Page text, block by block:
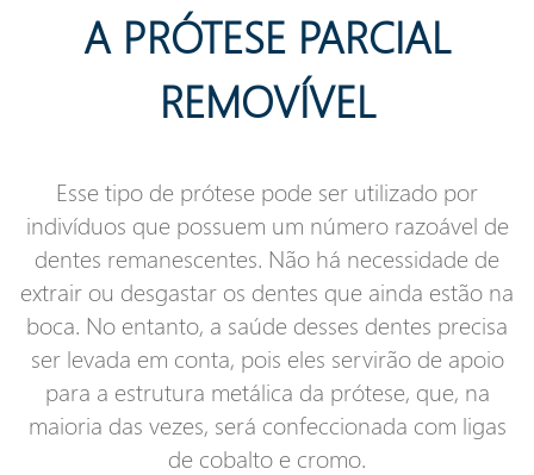
A PRÓTESE PARCIAL
REMOVÍVEL
Esse tipo de prótese pode ser utilizado por
indivíduos que possuem um número razoável de
dentes remanescentes. Não há necessidade de
extrair ou desgastar os dentes que ainda estão na
boca. No entanto, a saúde desses dentes precisa
ser levada em conta, pois eles servirão de apoio
para a estrutura metálica da prótese, que, na
maioria das vezes, será confeccionada com ligas
de cobalto e cromo.